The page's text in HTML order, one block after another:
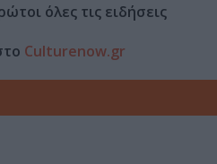
όλες τις ειδήσεις
Culturenow.gr